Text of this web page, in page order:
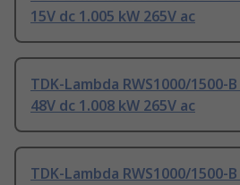
15V dc 1.005 kW 265V ac
TDK-Lambda RWS1000/1500-
48V dc 1.008 kW 265V ac
TDK-Lambda RWS1000/1500-